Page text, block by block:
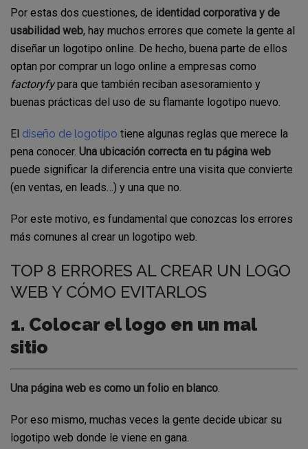
Por estas dos cuestiones, de identidad corporativa y de
usabilidad web, hay muchos errores que comete la gente al
diseñar un logotipo online. De hecho, buena parte de ellos
optan por comprar un logo online a empresas como
factoryfypara que también reciban asesoramiento y
buenas prácticas del uso de su flamante logotipo nuevo.
El diseño de logotipo tiene algunas reglas que merece la
pena conocer. Una ubicación correcta en tu página web
puede significar la diferencia entre una visita que convierte
(en ventas, en leads…) y una que no.
Por este motivo, es fundamental que conozcas los errores
más comunes al crear un logotipo web.
TOP 8 ERRORES AL CREAR UN LOGO
WEB Y CÓMO EVITARLOS
1. Colocar el logo en un mal
sitio
Una página web es como un folio en blanco.
Por eso mismo, muchas veces la gente decide ubicar su
logotipo web donde le viene en gana.